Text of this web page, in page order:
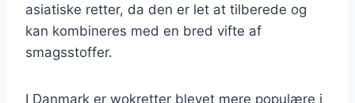
asiatiske retter, da den er let at tilberede og
kan kombineres med en bred vifte af
smagsstoffer.
I Danmark er wokretter blevet mere populære i